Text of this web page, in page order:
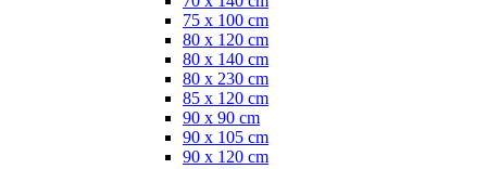
75 x 100 cm
80 x 120 cm
80 x 140 cm
80 x 230 cm
85 x 120 cm
90 x 90 cm
90 x 105 cm
90 x 120 cm